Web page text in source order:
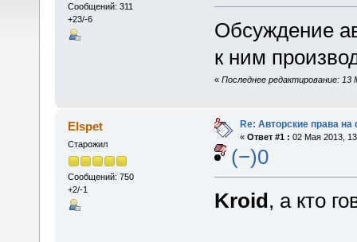
Сообщений: 311
+23/-6
Обсуждение
к ним
« Последнее редактирование: 13
Elspet
Старожил
Сообщений: 750
+2/-1
Re: Авторские права
« Ответ #1 : 02 Мая 2013,
(−)0
Kroid, а кто